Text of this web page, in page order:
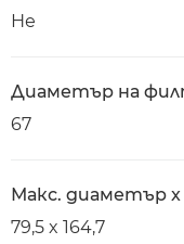
Не
Диаметър на
67
Макс. диаметър
79,5 x 164,7